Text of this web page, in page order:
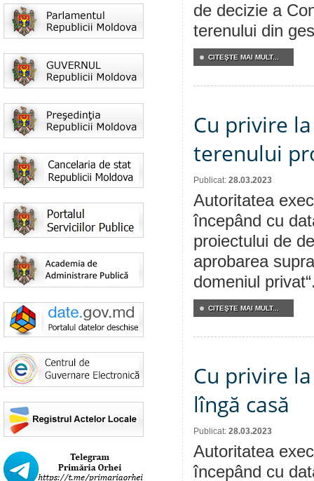
de decizie a
terenului din
CITEŞTE MAI MULT...
Cu privire
terenului
Publicat: 28.03.2023
Autoritatea
începând cu
proiectului de
aprobarea
domeniul
CITEŞTE MAI MULT...
Cu privire
lîngă casă
Publicat: 28.03.2023
Autoritatea
începând cu